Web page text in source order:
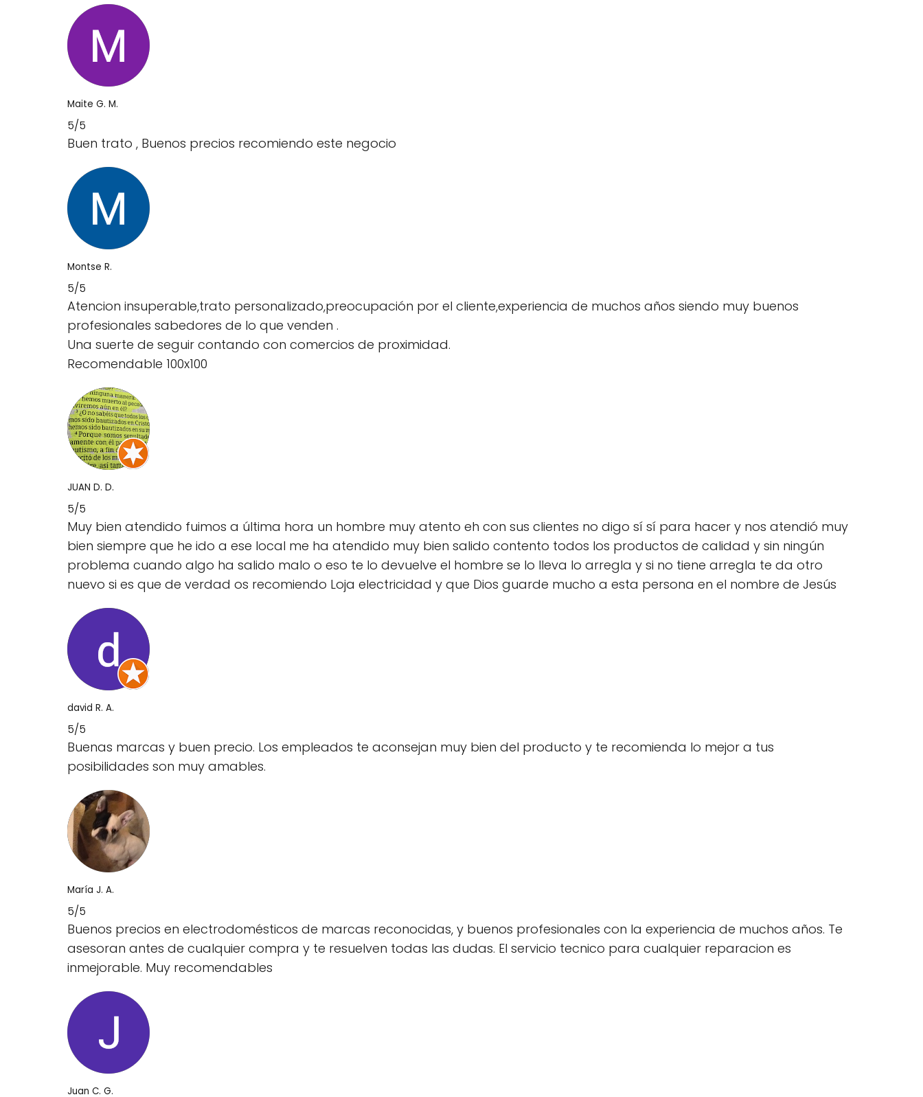
Maite G. M.
5/5
Buen trato , Buenos precios recomiendo este negocio
Montse R.
5/5
Atencion insuperable,trato personalizado,preocupación por el cliente,experiencia de muchos años siendo muy buenos
profesionales sabedores de lo que venden .
Una suerte de seguir contando con comercios de proximidad.
Recomendable 100x100
JUAN D. D.
5/5
Muy bien atendido fuimos a última hora un hombre muy atento eh con sus clientes no digo sí sí para hacer y nos atendió muy
bien siempre que he ido a ese local me ha atendido muy bien salido contento todos los productos de calidad y sin ningún
problema cuando algo ha salido malo o eso te lo devuelve el hombre se lo lleva lo arregla y si no tiene arregla te da otro
nuevo si es que de verdad os recomiendo Loja electricidad y que Dios guarde mucho a esta persona en el nombre de Jesús
david R. A.
5/5
Buenas marcas y buen precio. Los empleados te aconsejan muy bien del producto y te recomienda lo mejor a tus
posibilidades son muy amables.
María J. A.
5/5
Buenos precios en electrodomésticos de marcas reconocidas, y buenos profesionales con la experiencia de muchos años. Te
asesoran antes de cualquier compra y te resuelven todas las dudas. El servicio tecnico para cualquier reparacion es
inmejorable. Muy recomendables
Juan C. G.